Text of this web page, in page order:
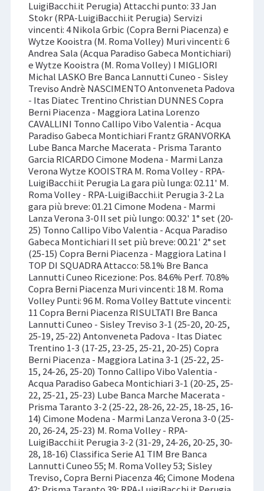
LuigiBacchi.it Perugia) Attacchi punto: 33 Jan
Stokr (RPA-LuigiBacchi.it Perugia) Servizi
vincenti: 4 Nikola Grbic (Copra Berni Piacenza) e
Wytze Kooistra (M. Roma Volley) Muri vincenti: 6
Andrea Sala (Acqua Paradiso Gabeca Montichiari)
e Wytze Kooistra (M. Roma Volley) I MIGLIORI
Michal LASKO Bre Banca Lannutti Cuneo - Sisley
Treviso Andrè NASCIMENTO Antonveneta Padova
- Itas Diatec Trentino Christian DUNNES Copra
Berni Piacenza - Maggiora Latina Lorenzo
CAVALLINI Tonno Callipo Vibo Valentia - Acqua
Paradiso Gabeca Montichiari Frantz GRANVORKA
Lube Banca Marche Macerata - Prisma Taranto
Garcia RICARDO Cimone Modena - Marmi Lanza
Verona Wytze KOOISTRA M. Roma Volley - RPA-
LuigiBacchi.it Perugia La gara più lunga: 02.11' M.
Roma Volley - RPA-LuigiBacchi.it Perugia 3-2 La
gara più breve: 01.21 Cimone Modena - Marmi
Lanza Verona 3-0 Il set più lungo: 00.32' 1° set (20-
25) Tonno Callipo Vibo Valentia - Acqua Paradiso
Gabeca Montichiari Il set più breve: 00.21' 2° set
(25-15) Copra Berni Piacenza - Maggiora Latina I
TOP DI SQUADRA Attacco: 58.1% Bre Banca
Lannutti Cuneo Ricezione: Pos. 84.6% Perf. 70.8%
Copra Berni Piacenza Muri vincenti: 18 M. Roma
Volley Punti: 96 M. Roma Volley Battute vincenti:
11 Copra Berni Piacenza RISULTATI Bre Banca
Lannutti Cuneo - Sisley Treviso 3-1 (25-20, 20-25,
25-19, 25-22) Antonveneta Padova - Itas Diatec
Trentino 1-3 (17-25, 23-25, 25-21, 20-25) Copra
Berni Piacenza - Maggiora Latina 3-1 (25-22, 25-
15, 24-26, 25-20) Tonno Callipo Vibo Valentia -
Acqua Paradiso Gabeca Montichiari 3-1 (20-25, 25-
22, 25-21, 25-23) Lube Banca Marche Macerata -
Prisma Taranto 3-2 (25-22, 28-26, 22-25, 18-25, 16-
14) Cimone Modena - Marmi Lanza Verona 3-0 (25-
20, 26-24, 25-23) M. Roma Volley - RPA-
LuigiBacchi.it Perugia 3-2 (31-29, 24-26, 20-25, 30-
28, 18-16) Classifica Serie A1 TIM Bre Banca
Lannutti Cuneo 55; M. Roma Volley 53; Sisley
Treviso, Copra Berni Piacenza 46; Cimone Modena